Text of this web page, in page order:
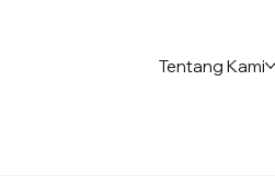
Tentang Kami